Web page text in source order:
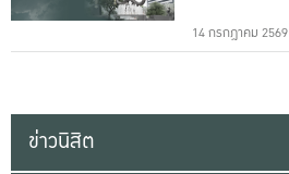
14 กรกฎาคม 2569
ข่าวนิสิต